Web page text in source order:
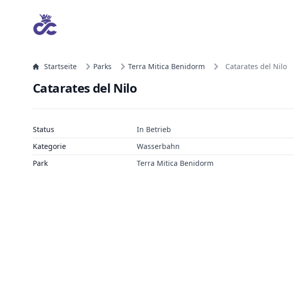
Startseite Parks Terra Mitica Benidorm Catarates del Nilo
Catarates del Nilo
Status
In Betrieb
Kategorie
Wasserbahn
Park
Terra Mitica Benidorm